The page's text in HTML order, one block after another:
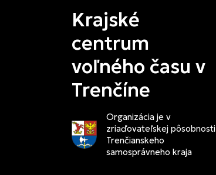
Krajské
centrum
voľného času v
Trenčíne
Organizácia je v
zriaďovateľskej pôsobnosti
Trenčianskeho
samosprávneho kraja